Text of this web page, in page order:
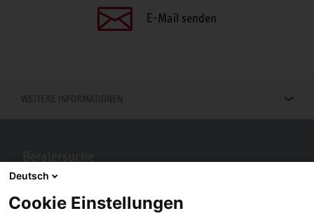
E-Mail senden
WEITERE INFORMATIONEN
Berater in Ihrer Nähe gesucht? Mit STIEBEL ELTRON kein Problem.
Deutsch
Cookie Einstellungen